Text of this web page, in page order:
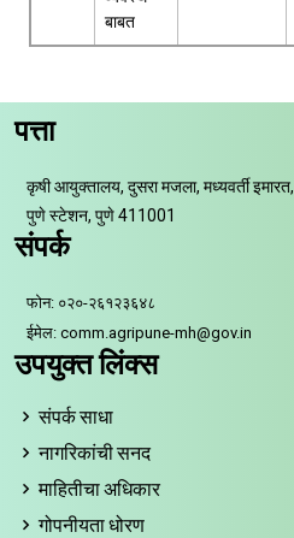
बाबत
पत्ता
कृषी आयुक्तालय, दुसरा मजला, मध्यवर्ती इमारत,
पुणे स्टेशन, पुणे 411001
संपर्क
फोन: ०२०-२६१२३६४८
ईमेल: comm.agripune-mh@gov.in
उपयुक्त लिंक्स
संपर्क साधा
नागरिकांची सनद
माहितीचा अधिकार
गोपनीयता धोरण